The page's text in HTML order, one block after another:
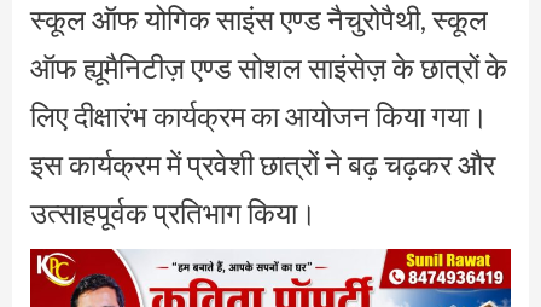
स्कूल ऑफ योगिक साइंस एण्ड नैचुरोपैथी, स्कूल
ऑफ ह्यूमैनिटीज़ एण्ड सोशल साइंसेज़ के छात्रों के
लिए दीक्षारंभ कार्यक्रम का आयोजन किया गया।
इस कार्यक्रम में प्रवेशी छात्रों ने बढ़ चढ़कर और
उत्साहपूर्वक प्रतिभाग किया।